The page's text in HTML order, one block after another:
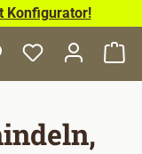
Konfigurator!